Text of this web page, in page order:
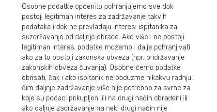
Osobne podatke općenito pohranjujemo sve dok
postoji legitiman interes za zadržavanje takvih
podataka i dok ne prevladaju interesi ispitanika za
suzdržavanje od daljnje obrade. Ako više i ne postoji
legitiman interes, podatke možemo i dalje pohranjivati
ako za to postoji zakonska obveza (npr. pridržavanje
zakonskih obveza čuvanja). Osobne ćemo podatke
obrisati, čak i ako ispitanik ne poduzme nikakvu radnju,
čim daljnje zadržavanje više nije potrebno za svrhe za
koje su podaci prikupljeni ili na drugi način obrađeni ili
ako daljnje zadržavanje na neki drugi način nije